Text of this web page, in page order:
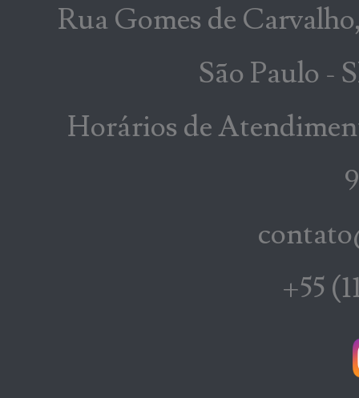
Rua Gomes de
São Paulo -
Horários de
+55